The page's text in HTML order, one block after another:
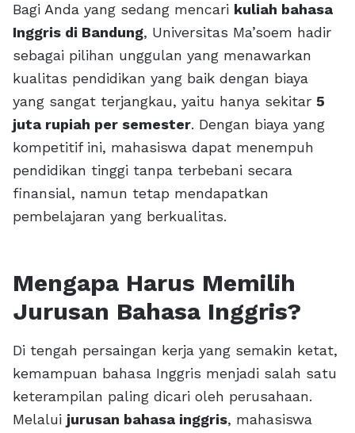
Bagi Anda yang sedang mencari kuliah bahasa
Inggris di Bandung, Universitas Ma’soem hadir
sebagai pilihan unggulan yang menawarkan
kualitas pendidikan yang baik dengan biaya
yang sangat terjangkau, yaitu hanya sekitar 5
juta rupiah per semester. Dengan biaya yang
kompetitif ini, mahasiswa dapat menempuh
pendidikan tinggi tanpa terbebani secara
finansial, namun tetap mendapatkan
pembelajaran yang berkualitas.
Mengapa Harus Memilih
Jurusan Bahasa Inggris?
Di tengah persaingan kerja yang semakin ketat,
kemampuan bahasa Inggris menjadi salah satu
keterampilan paling dicari oleh perusahaan.
Melalui jurusan bahasa inggris, mahasiswa